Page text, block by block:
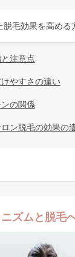
脱毛効果を高める
注意点
やすさの違い
の関係
ン脱毛の効果の
ズムと脱毛